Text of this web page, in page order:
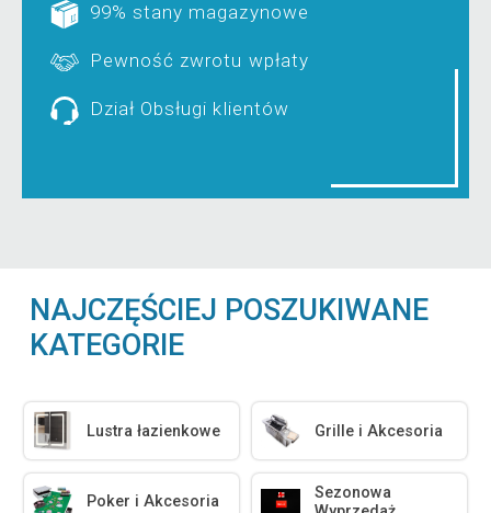
99% stany magazynowe
Pewność zwrotu wpłaty
Dział Obsługi klientów
NAJCZĘŚCIEJ POSZUKIWANE
KATEGORIE
Lustra łazienkowe Grille i Akcesoria
Poker i Akcesoria
Sezonowa